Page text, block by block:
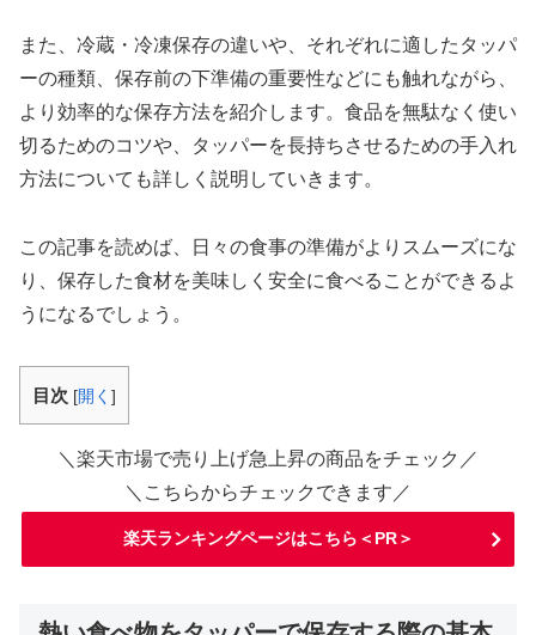
また、冷蔵・冷凍保存の違いや、それぞれに適したタッパ
ーの種類、保存前の下準備の重要性などにも触れながら、
より効率的な保存方法を紹介します。食品を無駄なく使い
切るためのコツや、タッパーを長持ちさせるための手入れ
方法についても詳しく説明していきます。
この記事を読めば、日々の食事の準備がよりスムーズにな
り、保存した食材を美味しく安全に食べることができるよ
うになるでしょう。
目次 [開く ]
＼楽天市場で売り上げ急上昇の商品をチェック／
＼こちらからチェックできます／
楽天ランキングページはこちら＜PR＞